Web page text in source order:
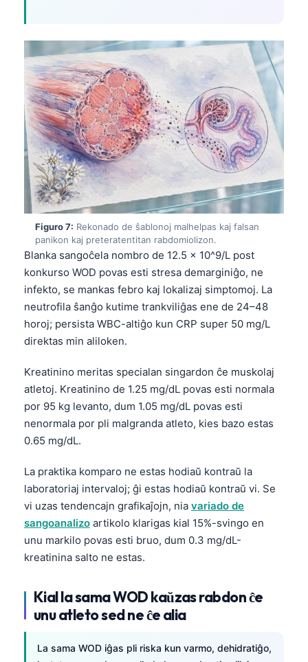
Figuro 7: Rekonado de ŝablonoj malhelpas kaj falsan
panikon kaj preteratentitan rabdomiolizon.
Blanka sangoĉela nombro de 12.5 x 10^9/L post
konkurso WOD povas esti stresa demarginiĝo, ne
infekto, se mankas febro kaj lokalizaj simptomoj. La
neutrofila ŝanĝo kutime trankviliĝas ene de 24–48
horoj; persista WBC-altiĝo kun CRP super 50 mg/L
direktas min aliloken.
Kreatinino meritas specialan singardon ĉe muskolaj
atletoj. Kreatinino de 1.25 mg/dL povas esti normala
por 95 kg levanto, dum 1.05 mg/dL povas esti
nenormala por pli malgranda atleto, kies bazo estas
0.65 mg/dL.
La praktika komparo ne estas hodiaŭ kontraŭ la
laboratoriaj intervaloj; ĝi estas hodiaŭ kontraŭ vi. Se
vi uzas tendencajn grafikaĵojn, nia variado de
sangoanalizo artikolo klarigas kial 15%-svingo en
unu markilo povas esti bruo, dum 0.3 mg/dL-
kreatinina salto ne estas.
Kial la sama WOD kaŭzas rabdon ĉe
unu atleto sed ne ĉe alia
La sama WOD iĝas pli riska kun varmo, dehidratiĝo,
Shqip
বাংলা
తెలుగు
தமிழ்
ગુજરાતી
മലയാളം
Bahasa Melayu
Tiếng Việt
Tagalog
ไทย
ဗမာစာ
ភាសាខ្មែរ
Kiswahili
አማርኛ
Українська
O‘zbekcha
Català
Қазақ тілі
Suomi
Hrvatski
Slovenčina
كوردی‎
پښتو